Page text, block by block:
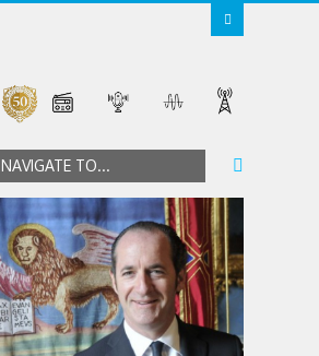
NAVIGATE TO...